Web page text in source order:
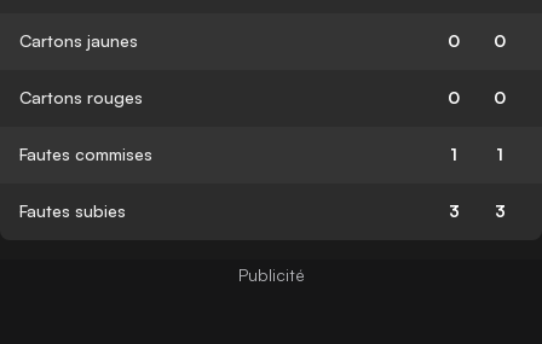
Cartons jaunes 0 0
Cartons rouges 0 0
Fautes commises 1 1
Fautes subies 3 3